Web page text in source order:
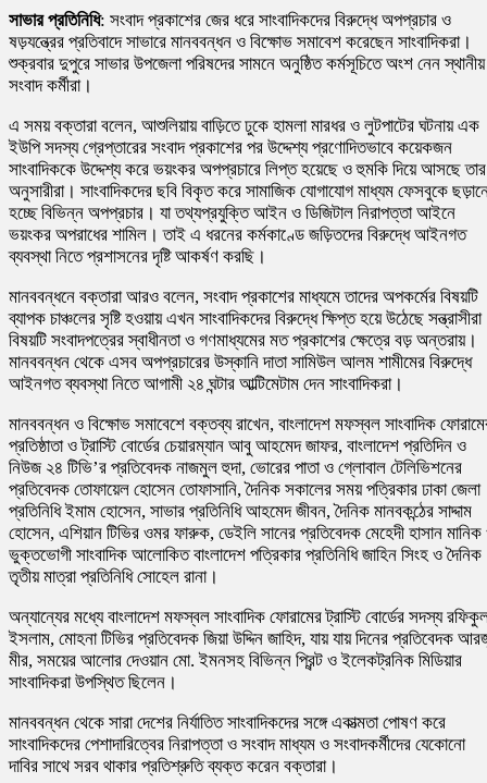
সাভার প্রতিনিধি: সংবাদ প্রকাশের জের ধরে সাংবাদিকদের বিরুদ্ধে অপপ্রচার ও
ষড়যন্ত্রের প্রতিবাদে সাভারে মানববন্ধন ও বিক্ষোভ সমাবেশ করেছেন সাংবাদিকরা।
শুক্রবার দুপুরে সাভার উপজেলা পরিষদের সামনে অনুষ্ঠিত কর্মসূচিতে অংশ নেন স্থানীয়
সংবাদ কর্মীরা।
এ সময় বক্তারা বলেন, আশুলিয়ায় বাড়িতে ঢুকে হামলা মারধর ও লুটপাটের ঘটনায় এক
ইউপি সদস্য গ্রেপ্তারের সংবাদ প্রকাশের পর উদ্দেশ্য প্রণোদিতভাবে কয়েকজন
সাংবাদিককে উদ্দেশ্য করে ভয়ংকর অপপ্রচারে লিপ্ত হয়েছে ও হুমকি দিয়ে আসছে তার
অনুসারীরা। সাংবাদিকদের ছবি বিকৃত করে সামাজিক যোগাযোগ মাধ্যম ফেসবুকে
হচ্ছে বিভিন্ন অপপ্রচার। যা তথ্যপ্রযুক্তি আইন ও ডিজিটাল নিরাপত্তা আইনে
ভয়ংকর অপরাধের শামিল। তাই এ ধরনের কর্মকাণ্ডে জড়িতদের বিরুদ্ধে আইনগত
ব্যবস্থা নিতে প্রশাসনের দৃষ্টি আকর্ষণ করছি।
মানববন্ধনে বক্তারা আরও বলেন, সংবাদ প্রকাশের মাধ্যমে তাদের অপকর্মের বিষয়টি
ব্যাপক চাঞ্চলের সৃষ্টি হওয়ায় এখন সাংবাদিকদের বিরুদ্ধে ক্ষিপ্ত হয়ে উঠেছে
বিষয়টি সংবাদপত্রের স্বাধীনতা ও গণমাধ্যমের মত প্রকাশের ক্ষেত্রে বড় অন্তরায়।
মানববন্ধন থেকে এসব অপপ্রচারের উস্কানি দাতা সামিউল আলম শামীমের বিরুদ্ধে
আইনগত ব্যবস্থা নিতে আগামী ২৪ ঘন্টার আল্টিমেটাম দেন সাংবাদিকরা।
মানববন্ধন ও বিক্ষোভ সমাবেশে বক্তব্য রাখেন, বাংলাদেশ মফস্বল সাংবাদিক
প্রতিষ্ঠাতা ও ট্রাস্টি বোর্ডের চেয়ারম্যান আবু আহমেদ জাফর, বাংলাদেশ প্রতিদিন ও
নিউজ ২৪ টিভি’র প্রতিবেদক নাজমুল হুদা, ভোরের পাতা ও গ্লোবাল টেলিভিশনের
প্রতিবেদক তোফায়েল হোসেন তোফাসানি, দৈনিক সকালের সময় পত্রিকার ঢাকা জেলা
প্রতিনিধি ইমাম হোসেন, সাভার প্রতিনিধি আহমেদ জীবন, দৈনিক মানবকন্ঠের সাদ্দাম
হোসেন, এশিয়ান টিভির ওমর ফারুক, ডেইলি সানের প্রতিবেদক মেহেদী হাসান
ভুক্তভোগী সাংবাদিক আলোকিত বাংলাদেশ পত্রিকার প্রতিনিধি জাহিন সিংহ ও দৈনিক
তৃতীয় মাত্রা প্রতিনিধি সোহেল রানা।
অন্যান্যের মধ্যে বাংলাদেশ মফস্বল সাংবাদিক ফোরামের ট্রাস্টি বোর্ডের সদস্য
ইসলাম, মোহনা টিভির প্রতিবেদক জিয়া উদ্দিন জাহিদ, যায় যায় দিনের প্রতিবেদক
মীর, সময়ের আলোর দেওয়ান মো. ইমনসহ বিভিন্ন প্রিন্ট ও ইলেকট্রনিক মিডিয়ার
সাংবাদিকরা উপস্থিত ছিলেন।
মানববন্ধন থেকে সারা দেশের নির্যাতিত সাংবাদিকদের সঙ্গে একাত্মতা পোষণ করে
সাংবাদিকদের পেশাদারিত্বের নিরাপত্তা ও সংবাদ মাধ্যম ও সংবাদকর্মীদের যেকোনো
দাবির সাথে সরব থাকার প্রতিশ্রুতি ব্যক্ত করেন বক্তারা।